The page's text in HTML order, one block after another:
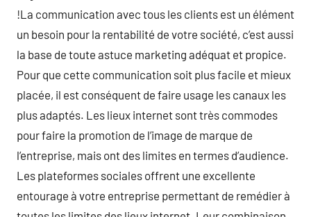
!La communication avec tous les clients est un élément
un besoin pour la rentabilité de votre société, c’est aussi
la base de toute astuce marketing adéquat et propice.
Pour que cette communication soit plus facile et mieux
placée, il est conséquent de faire usage les canaux les
plus adaptés. Les lieux internet sont très commodes
pour faire la promotion de l’image de marque de
l’entreprise, mais ont des limites en termes d’audience.
Les plateformes sociales offrent une excellente
entourage à votre entreprise permettant de remédier à